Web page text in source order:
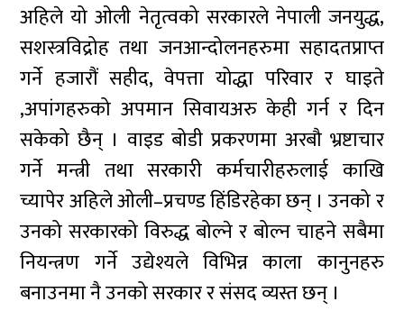
अहिले यो ओली नेतृत्वको सरकारले नेपाली जनयुद्ध,
सशस्त्रविद्रोह तथा जनआन्दोलनहरुमा सहादतप्राप्त
गर्ने हजारौं सहीद, वेपत्ता योद्धा परिवार र घाइते
,अपांगहरुको अपमान सिवायअरु केही गर्न र दिन
सकेको छैन् । वाइड बोडी प्रकरणमा अरबौ भ्रष्टाचार
गर्ने मन्त्री तथा सरकारी कर्मचारीहरुलाई काखि
च्यापेर अहिले ओली–प्रचण्ड हिंडिरहेका छन् । उनको र
उनको सरकारको विरुद्ध बोल्ने र बोल्न चाहने सबैमा
नियन्त्रण गर्ने उद्येश्यले विभिन्न काला कानुनहरु
बनाउनमा नै उनको सरकार र संसद व्यस्त छन् ।